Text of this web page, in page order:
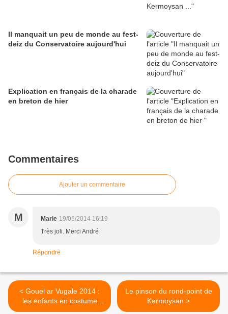
Il manquait un peu de monde au fest-
deiz du Conservatoire aujourd'hui
Explication en français de la charade
en breton de hier
Commentaires
Ajouter un commentaire
M Marie 19/05/2014 16:19
Très joli. Merci André
Répondre
< Gouel ar Vugale 2014 :
les enfants en costume
traditionnel breton
Le pinson du rond-point de
Kermoysan >